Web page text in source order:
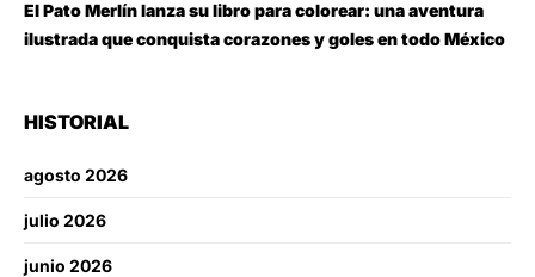
El Pato Merlín lanza su libro para colorear: una aventura
ilustrada que conquista corazones y goles en todo México
HISTORIAL
agosto 2026
julio 2026
junio 2026